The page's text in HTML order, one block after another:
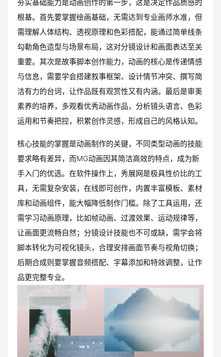
夯实基础能力是动画创作的第一步，这是决定作品质感的
根基。首先要掌握绘画基础，无需达到专业画师水准，但
需理解人体结构、透视原理和色彩搭配，能通过简单线条
勾勒角色造型与场景布局，这对分镜设计和画面表达至关
重要。其次是故事脚本创作能力，动画的核心是传递情感
与信息，需要学会搭建叙事框架、设计情节冲突、撰写简
洁有力的台词，让作品既有观赏性又有内涵。最后是审美
素养的培养，多观看优秀动画作品，分析镜头语言、色彩
运用和节奏把控，积累创作灵感，形成自己的风格认知。
核心技能的掌握是动画制作的关键，不同类型动画的技能
要求略有差异，而MG动画因其简洁高效的特点，成为新
手入门的优选。在软件操作上，秀展网是极具性价比的工
具，无需复杂安装，在线即可创作，内置丰富模板、素材
库和动画组件，能大幅降低制作门槛。除了工具运用，还
需学习动画原理，比如帧动画、过渡效果、运动规律等，
让画面更流畅自然；分镜设计技能也不可或缺，需学会将
脚本转化为可视化镜头，合理安排画面节奏与视角切换；
后期合成则要掌握音频搭配、字幕添加和特效调整，让作
品更完整专业。